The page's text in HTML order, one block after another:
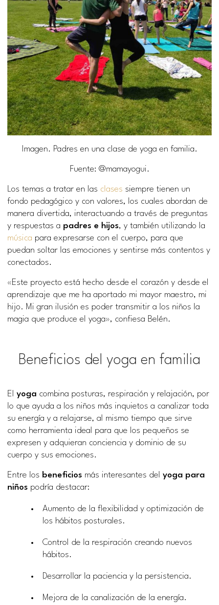
Imagen. Padres en una clase de yoga en familia.
Fuente: @mamayogui.
Los temas a tratar en las clases siempre tienen un
fondo pedagógico y con valores, los cuales abordan de
manera divertida, interactuando a través de preguntas
y respuestas a padres e hijos, y también utilizando la
música para expresarse con el cuerpo, para que
puedan soltar las emociones y sentirse más contentos y
conectados.
«Este proyecto está hecho desde el corazón y desde el
aprendizaje que me ha aportado mi mayor maestro, mi
hijo. Mi gran ilusión es poder transmitir a los niños la
magia que produce el yoga», confiesa Belén.
Beneficios del yoga en familia
El yoga combina posturas, respiración y relajación, por
lo que ayuda a los niños más inquietos a canalizar toda
su energía y a relajarse, al mismo tiempo que sirve
como herramienta ideal para que los pequeños se
expresen y adquieran conciencia y dominio de su
cuerpo y sus emociones.
Entre los beneficios más interesantes del yoga para
niños podría destacar:
Aumento de la flexibilidad y optimización de
los hábitos posturales.
Control de la respiración creando nuevos
hábitos.
Desarrollar la paciencia y la persistencia.
Mejora de la canalización de la energía.